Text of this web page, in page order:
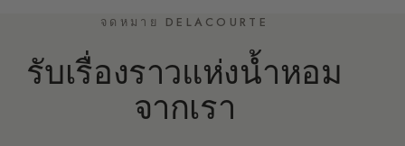
จดหมาย DELACOURTE
รับเรื่องราวแห่งน้ำหอม
จากเรา